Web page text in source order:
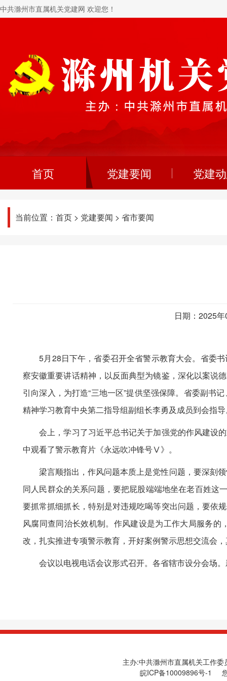
中共滁州市直属机关党建网 欢迎您！
首页 党建要闻 党建
当前位置： 首页 > 党建要闻 > 省市要闻
日期：2025
5月28日下午，省委召开全省警示教育大会。省委书
察安徽重要讲话精神，以反面典型为镜鉴，深化以案说
引向深入，为打造“三地一区”提供坚强保障。省委副书
精神学习教育中央第二指导组副组长李勇及成员到会指
会上，学习了习近平总书记关于加强党的作风建设的
中观看了警示教育片《永远吹冲锋号Ⅴ》。
梁言顺指出，作风问题本质上是党性问题，要深刻领
同人民群众的关系问题，要把屁股端端地坐在老百姓这
要抓常抓细抓长，特别是对违规吃喝等突出问题，要依
风腐同查同治长效机制。作风建设是为工作大局服务
改，扎实推进专项警示教育，开好案例警示思想交流会
会议以电视电话会议形式召开。各省辖市设分会场。
主办:中共滁州市直属机关工作
皖ICP备10009896号-1
您